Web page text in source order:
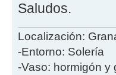
Saludos.
Localización:
-Entorno: Solería
-Vaso: hormigón y